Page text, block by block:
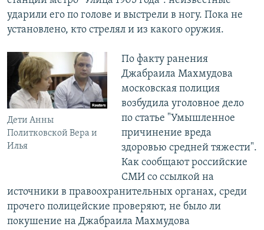
ударили его по голове и выстрели в ногу. Пока не
установлено, кто стрелял и из какого оружия.
Дети Анны
Политковской Вера и
Илья
По факту ранения
Джабраила Махмудова
московская полиция
возбудила уголовное дело
по статье "Умышленное
причинение вреда
здоровью средней тяжести".
Как сообщают российские
СМИ со ссылкой на
источники в правоохранительных органах, среди
прочего полицейские проверяют, не было ли
покушение на Джабраила Махмудова